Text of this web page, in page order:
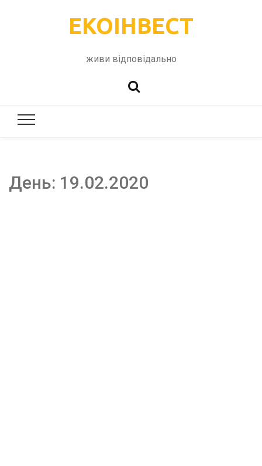
ЕКОІНВЕСТ
живи відповідально
День: 19.02.2020